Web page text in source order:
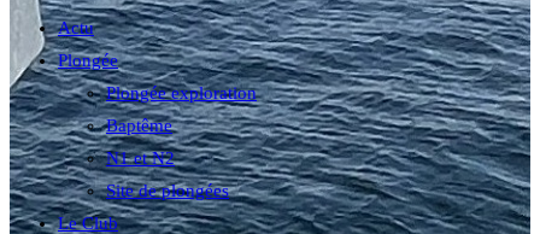
search
Actu
Plongée
Plongée exploration
Baptême
N1 et N2
Site de plongées
Le Club